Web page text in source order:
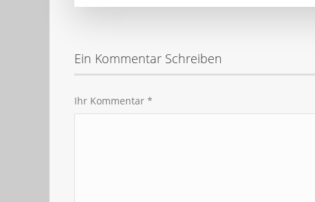
Ein Kommentar Schreiben
Ihr Kommentar *